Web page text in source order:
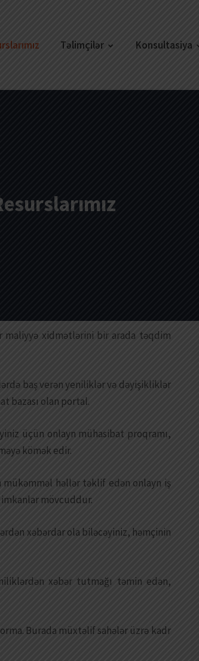
Təlimçilər Konsultasiya
xidmətlərini bir arada təqdim
baş verən yeniliklər və dəyişikliklər
bazası olan portal.
üçün onlayn mühasibat proqramı,
kömək edir.
mükəmməl həllər təklif edən onlayn iş
mövcuddur.
xəbərdar ola biləcəyiniz, həmçinin
xəbər tutmağı təmin edən,
Burada müxtəlif sahələr üzrə kadr